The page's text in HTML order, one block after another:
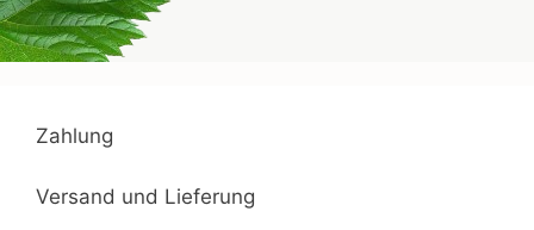
Zahlung
Versand und Lieferung